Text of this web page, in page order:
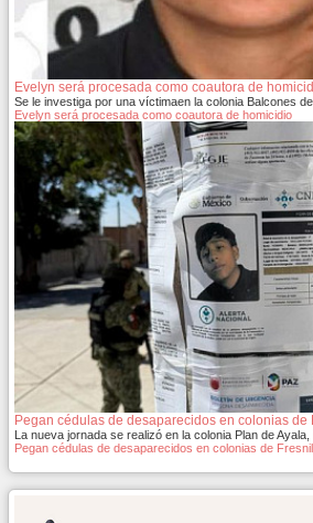
Evelyn será procesada como coautora de
Se le investiga por una víctimaen la colonia Balcones
Evelyn será procesada como coautora de homicidio
Pegan cédulas de desaparecidos en colonias de
La nueva jornada se realizó en la colonia Plan de
Pegan cédulas de desaparecidos en colonias de